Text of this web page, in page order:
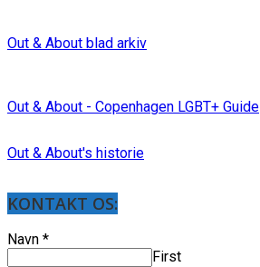
Out & About blad arkiv
Out & About - Copenhagen LGBT+ Guide
Out & About's historie
KONTAKT OS:
Navn *
First